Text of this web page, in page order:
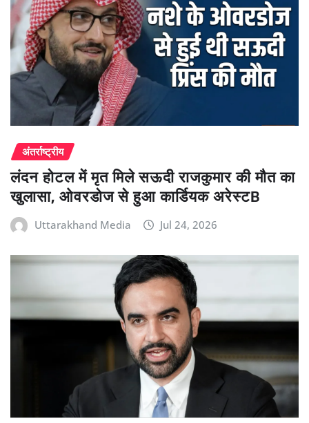
अंतर्राष्ट्रीय
लंदन होटल में मृत मिले सऊदी राजकुमार की मौत का
खुलासा, ओवरडोज से हुआ कार्डियक अरेस्टB
Uttarakhand Media Jul 24, 2026